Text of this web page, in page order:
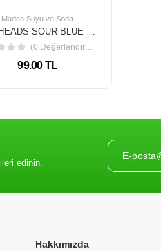
Maden Suyu ve Soda
WARHEADS SOUR BLUE RASPBERRY SODA 330 ML
(0 Değerlendirme)
99.00 TL
edinin.
Hakkımızda